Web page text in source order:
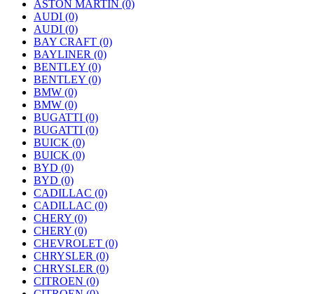
ASTON MARTIN (0)
AUDI (0)
AUDI (0)
BAY CRAFT (0)
BAYLINER (0)
BENTLEY (0)
BENTLEY (0)
BMW (0)
BMW (0)
BUGATTI (0)
BUGATTI (0)
BUICK (0)
BUICK (0)
BYD (0)
BYD (0)
CADILLAC (0)
CADILLAC (0)
CHERY (0)
CHERY (0)
CHEVROLET (0)
CHRYSLER (0)
CHRYSLER (0)
CITROEN (0)